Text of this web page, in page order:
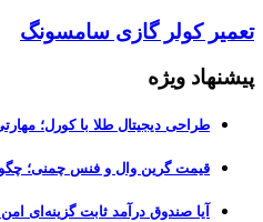
تعمیر کولر گازی سامسونگ
پیشنهاد ویژه
طراحی دیجیتال طلا با کورل؛
قیمت گرین وال و فنس چمنی؛
آیا صندوق درآمد ثابت گزینه‌ای